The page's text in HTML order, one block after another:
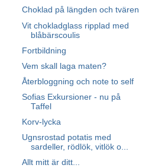
Choklad på längden och tvären
Vit chokladglass ripplad med
blåbärscoulis
Fortbildning
Vem skall laga maten?
Återbloggning och note to self
Sofias Exkursioner - nu på
Taffel
Korv-lycka
Ugnsrostad potatis med
sardeller, rödlök, vitlök o...
Allt mitt är ditt...